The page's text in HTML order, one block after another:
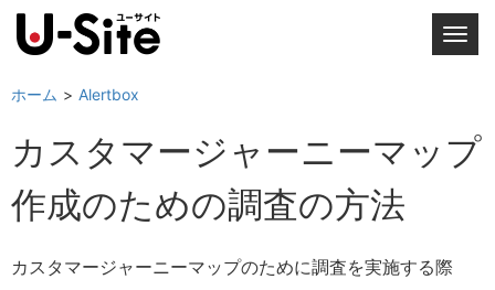
T
l
e
ホーム Alertbox
カスタマージャーニーマップ
作成のための調査の方法
カスタマージャーニーマップのために調査を実施する際